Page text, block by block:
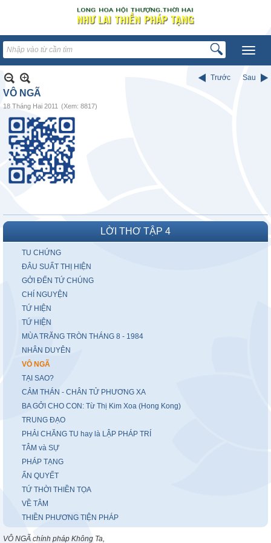
Trước Sau
VÔ NGÃ
18 Tháng Hai 2011 (Xem: 8817)
LỜI THƠ TẬP 4
TU CHỨNG
ĐÂU SUẤT THỊ HIỆN
GỞI ĐẾN TỨ CHÚNG
CHÍ NGUYỆN
TỨ HIỆN
TỨ HIỆN
MÙA TRĂNG TRÒN THÁNG 8 - 1984
NHÂN DUYÊN
VÔ NGÃ
TẠI SAO?
CẢM THÁN - CHÂN TỬ PHƯƠNG XA
BA GỞI CHO CON: Từ Thị Kim Xoa (Hong Kong)
TRUNG ĐẠO
PHẢI CHĂNG TU hay là LẬP PHÁP TRÍ
TÂM và SỰ
PHÁP TẠNG
ẤN QUYẾT
TỨ THỜI THIỀN TỌA
VỀ TÂM
THIỀN PHƯƠNG TIỆN PHÁP
VÔ NGÃ chính pháp Không Ta,